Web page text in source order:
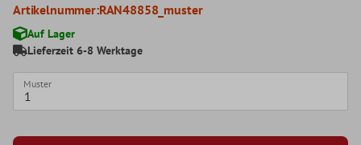
Artikelnummer:RAN48858_muster
Auf Lager
Lieferzeit 6-8 Werktage
Muster